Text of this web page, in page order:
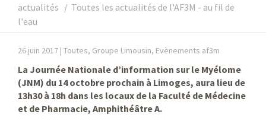
actualités / Toutes les actualités de l'AF3M - au fil de
l'eau
26 juin 2017 | Toutes, Groupe Limousin, Evènements af3m
La Journée Nationale d’information sur le Myélome
(JNM) du 14 octobre prochain à Limoges, aura lieu de
13h30 à 18h dans les locaux de la Faculté de Médecine
et de Pharmacie, Amphithéâtre A.